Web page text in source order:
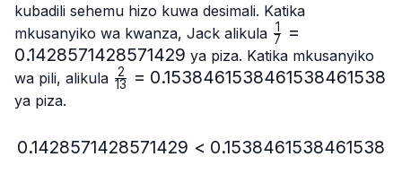
kubadili sehemu hizo kuwa desimali. Katika
mkusanyiko wa kwanza, Jack alikula \frac{1}
7
1
=
0.1428571428571429 ya piza. Katika mkusanyiko
wa pili, alikula \frac{2}
13
2 = 0.1538461538461538461538
ya piza.
0.1428571428571429 <
0.1428571428571429 < 0.1538461538461538